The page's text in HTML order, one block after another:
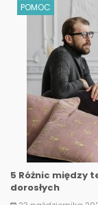
POMOC
5 Różnic między
dorosłych